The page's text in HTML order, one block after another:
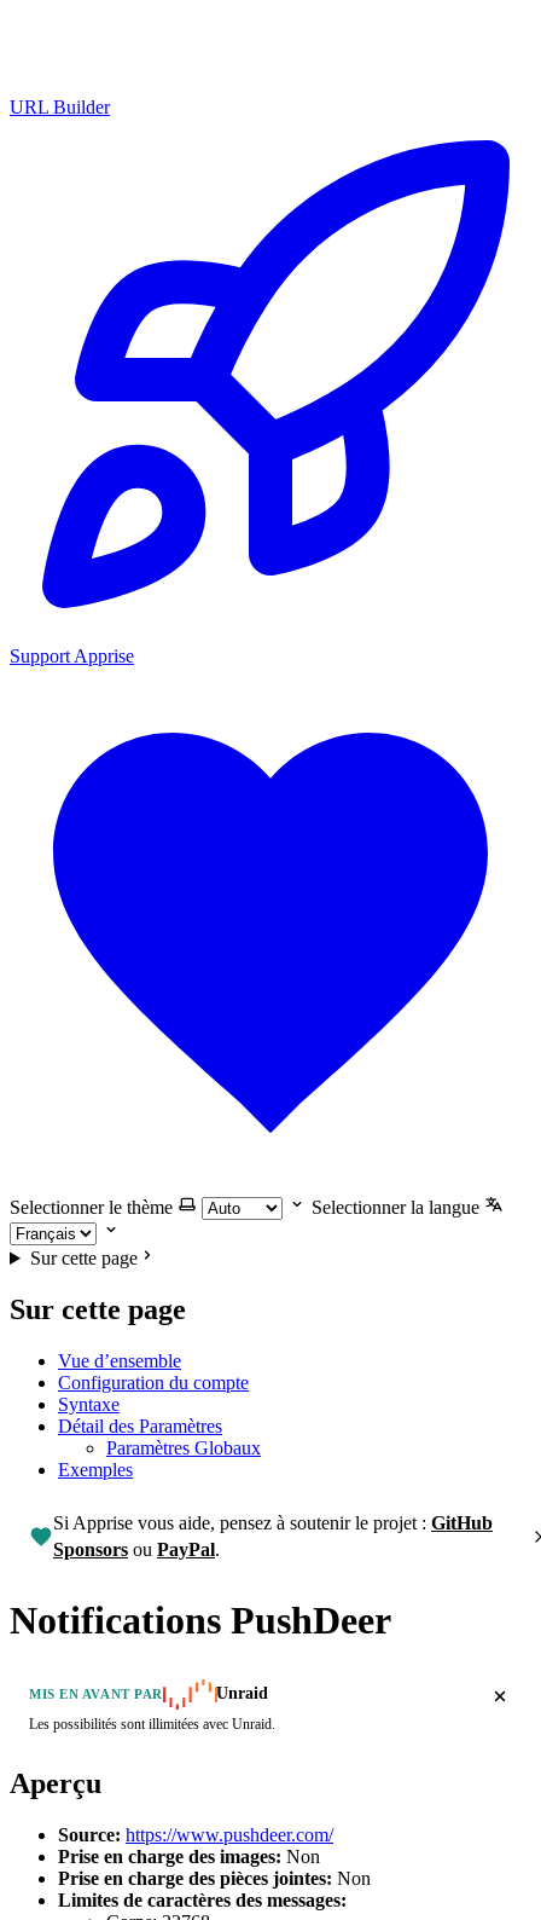
URL Builder
Support Apprise
Selectionner le thème Selectionner la langue
Sur cette page
Sur cette page
Vue d’ensemble
Configuration du compte
Syntaxe
Détail des Paramètres
Paramètres Globaux
Exemples
Si Apprise vous aide, pensez à soutenir le projet : GitHub
Sponsors ou PayPal.
Notifications PushDeer
MIS EN AVANT PAR Unraid
Les possibilités sont illimitées avec Unraid.
Aperçu
Source: https://www.pushdeer.com/
Prise en charge des images: Non
Prise en charge des pièces jointes: Non
Limites de caractères des messages: